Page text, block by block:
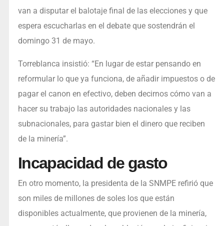
van a disputar el balotaje final de las elecciones y que
espera escucharlas en el debate que sostendrán el
domingo 31 de mayo.
Torreblanca insistió: “En lugar de estar pensando en
reformular lo que ya funciona, de añadir impuestos o de
pagar el canon en efectivo, deben decirnos cómo van a
hacer su trabajo las autoridades nacionales y las
subnacionales, para gastar bien el dinero que reciben
de la minería”.
Incapacidad de gasto
En otro momento, la presidenta de la SNMPE refirió que
son miles de millones de soles los que están
disponibles actualmente, que provienen de la minería,